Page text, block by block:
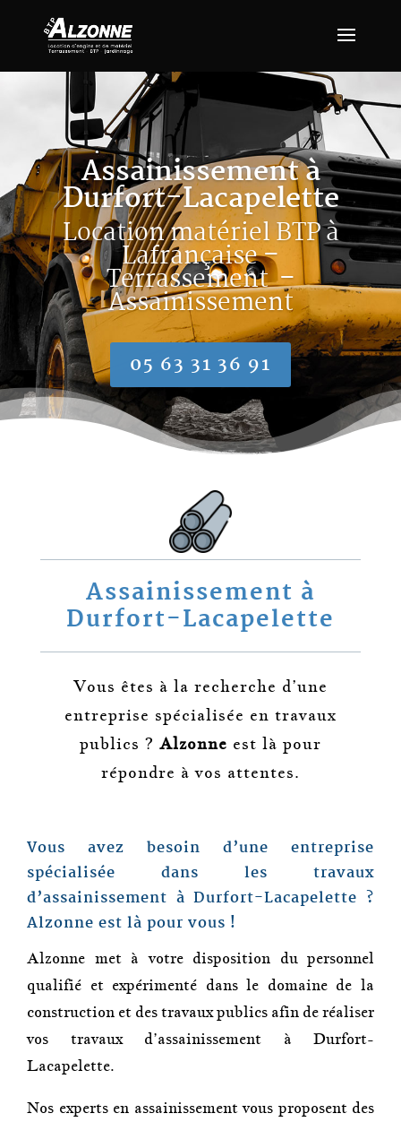
Assainissement à
Durfort-Lacapelette
Location matériel BTP à
Lafrançaise –
Terrassement –
Assainissement
05 63 31 36 91
Assainissement à
Durfort-Lacapelette
Vous êtes à la recherche d’une
entreprise spécialisée en travaux
publics ? Alzonne est là pour
répondre à vos attentes.
Vous avez besoin d’une entreprise
spécialisée dans les travaux
d’assainissement àDurfort-Lacapelette?
Alzonne est là pour vous !
Alzonne met à votre disposition du personnel
qualifié et expérimenté dans le domaine de la
construction et des travaux publics afin de réaliser
vos travaux d’assainissement à Durfort-
Lacapelette.
Nos experts en assainissement vous proposent des